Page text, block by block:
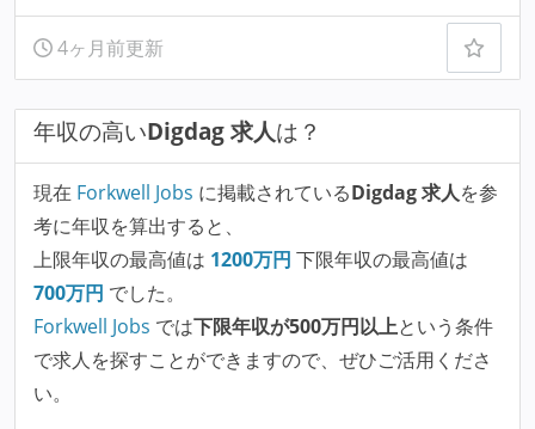
4ヶ月前更新
年収の高いDigdag 求人は？
現在 Forkwell Jobs に掲載されているDigdag 求人を参
考に年収を算出すると、
上限年収の最高値は 1200万円 下限年収の最高値は
700万円 でした。
Forkwell Jobs では下限年収が500万円以上という条件
で求人を探すことができますので、ぜひご活用くださ
い。